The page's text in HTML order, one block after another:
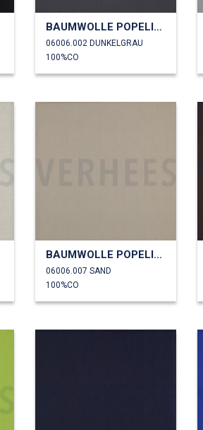
BAUMWOLLE POPELINE
06006.002 DUNKELGRAU
100%CO
BAUMWOLLE POPELINE
06006.007 SAND
100%CO